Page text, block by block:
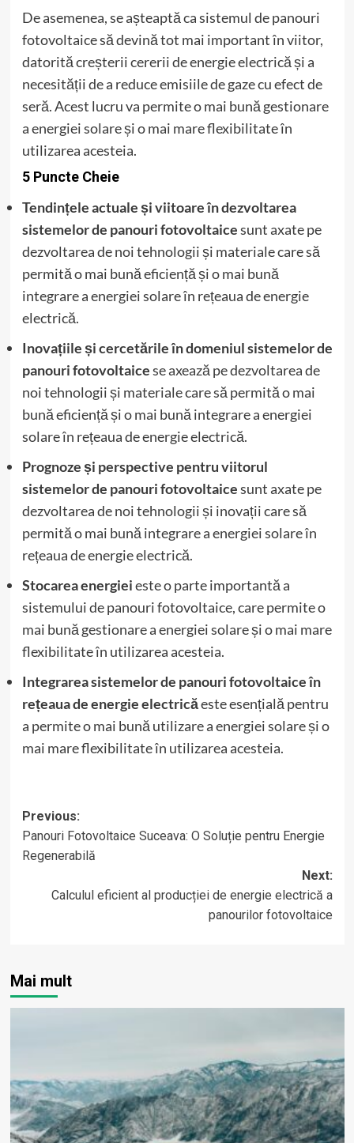
De asemenea, se așteaptă ca sistemul de panouri
fotovoltaice să devină tot mai important în viitor,
datorită creșterii cererii de energie electrică și a
necesității de a reduce emisiile de gaze cu efect de
seră. Acest lucru va permite o mai bună gestionare
a energiei solare și o mai mare flexibilitate în
utilizarea acesteia.
5 Puncte Cheie
Tendințele actuale și viitoare în dezvoltarea
sistemelor de panouri fotovoltaicesunt axate pe
dezvoltarea de noi tehnologii și materiale care să
permită o mai bună eficiență și o mai bună
integrare a energiei solare în rețeaua de energie
electrică.
Inovațiile și cercetările în domeniul sistemelor de
panouri fotovoltaicese axează pe dezvoltarea de
noi tehnologii și materiale care să permită o mai
bună eficiență și o mai bună integrare a energiei
solare în rețeaua de energie electrică.
Prognoze și perspective pentru viitorul
sistemelor de panouri fotovoltaicesunt axate pe
dezvoltarea de noi tehnologii și inovații care să
permită o mai bună integrare a energiei solare în
rețeaua de energie electrică.
Stocarea energieieste o parte importantă a
sistemului de panouri fotovoltaice, care permite o
mai bună gestionare a energiei solare și o mai mare
flexibilitate în utilizarea acesteia.
Integrarea sistemelor de panouri fotovoltaice în
rețeaua de energie electricăeste esențială pentru
a permite o mai bună utilizare a energiei solare și o
mai mare flexibilitate în utilizarea acesteia.
Post
navigation
Previous:
Panouri Fotovoltaice Suceava: O Soluție pentru Energie
Regenerabilă
Next:
Calculul eficient al producției de energie electrică a
panourilor fotovoltaice
Mai mult